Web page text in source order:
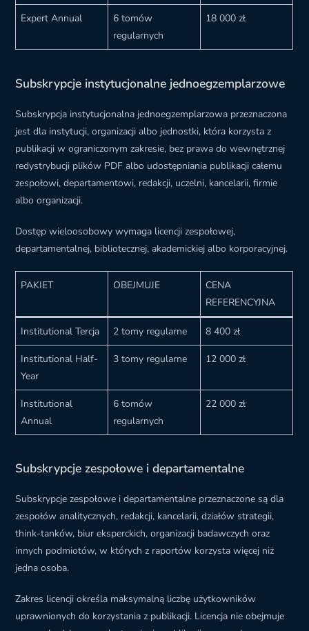
Expert Annual
6 tomów
regularnych
18 000 zł
Subskrypcje instytucjonalne jednoegzemplarzowe
Subskrypcja instytucjonalna jednoegzemplarzowa przeznaczona
jest dla instytucji, organizacji albo jednostki, która korzysta z
publikacji w ograniczonym zakresie, bez prawa do wewnętrznej
redystrybucji plików PDF albo udostępniania publikacji całemu
zespołowi, departamentowi, redakcji, uczelni, kancelarii, firmie
albo organizacji.
Dostęp wieloosobowy wymaga licencji zespołowej,
departamentalnej, bibliotecznej, akademickiej albo korporacyjnej.
PAKIET OBEJMUJE
CENA
REFERENCYJNA
Institutional Tercja 2 tomy regularne 8 400 zł
Institutional Half-
Year
3 tomy regularne 12 000 zł
Institutional
Annual
6 tomów
regularnych
22 000 zł
Subskrypcje zespołowe i departamentalne
Subskrypcje zespołowe i departamentalne przeznaczone są dla
zespołów analitycznych, redakcji, kancelarii, działów strategii,
think-tanków, biur eksperckich, organizacji badawczych oraz
innych podmiotów, w których z raportów korzysta więcej niż
jedna osoba.
Zakres licencji określa maksymalną liczbę użytkowników
uprawnionych do korzystania z publikacji. Licencja nie obejmuje